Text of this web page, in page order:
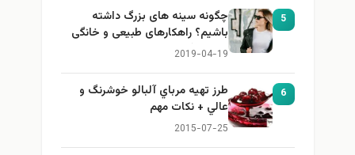
5
چگونه سینه های بزرگ داشته
باشیم؟ راهکارهای طبیعی و خانگی
برای بزرگ کردن سینه
2019-04-19
6
طرز تهيه مرباي آلبالو خوشرنگ و
عالي + نكات مهم
2015-07-25